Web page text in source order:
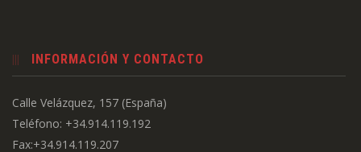
INFORMACIÓN Y CONTACTO
Calle Velázquez, 157 (España)
Teléfono: +34.914.119.192
Fax:+34.914.119.207